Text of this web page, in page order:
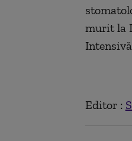
murit la
Editor :